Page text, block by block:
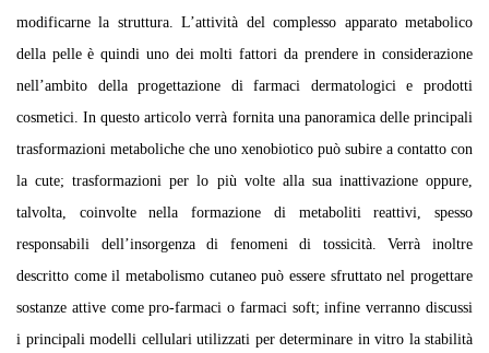
modificarne la struttura. L’attività del complesso apparato metabolico
della pelle è quindi uno dei molti fattori da prendere in considerazione
nell’ambito della progettazione di farmaci dermatologici e prodotti
cosmetici. In questo articolo verrà fornita una panoramica delle principali
trasformazioni metaboliche che uno xenobiotico può subire a contatto con
la cute; trasformazioni per lo più volte alla sua inattivazione oppure,
talvolta, coinvolte nella formazione di metaboliti reattivi, spesso
responsabili dell’insorgenza di fenomeni di tossicità. Verrà inoltre
descritto come il metabolismo cutaneo può essere sfruttato nel progettare
sostanze attive come pro-farmaci o farmaci soft; infine verranno discussi
i principali modelli cellulari utilizzati per determinare in vitro la stabilità